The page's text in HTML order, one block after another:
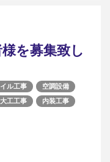
を募集致し
ル工事
空調設備
大工工事
内装工事